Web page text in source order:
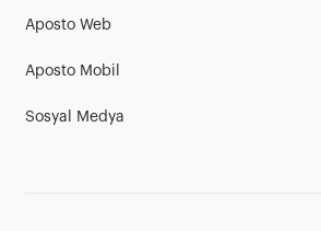
Aposto Web
Aposto Mobil
Sosyal Medya